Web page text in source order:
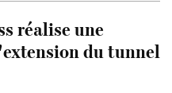
réalise une
du tunnel